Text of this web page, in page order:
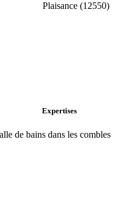
Plaisance (12550)
Expertises
de bains dans les combles